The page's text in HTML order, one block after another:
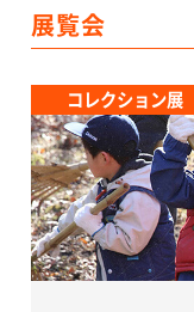
展覧会
コレクション展